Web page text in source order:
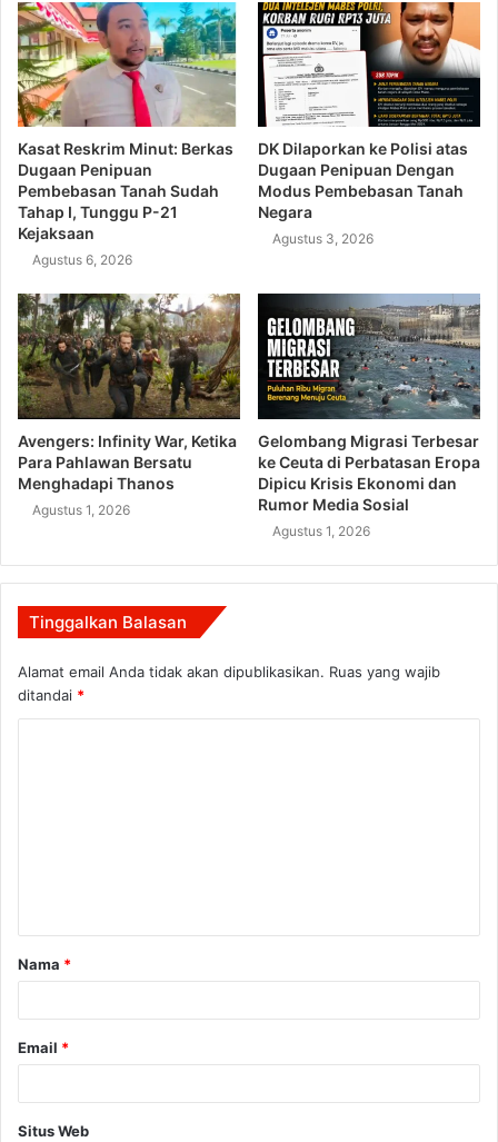
Kasat Reskrim Minut: Berkas
Dugaan Penipuan
Pembebasan Tanah Sudah
Tahap I, Tunggu P-21
Kejaksaan
Agustus 6, 2026
DK Dilaporkan ke Polisi atas
Dugaan Penipuan Dengan
Modus Pembebasan Tanah
Negara
Agustus 3, 2026
Avengers: Infinity War, Ketika
Para Pahlawan Bersatu
Menghadapi Thanos
Agustus 1, 2026
Gelombang Migrasi Terbesar
ke Ceuta di Perbatasan Eropa
Dipicu Krisis Ekonomi dan
Rumor Media Sosial
Agustus 1, 2026
Tinggalkan Balasan
Alamat email Anda tidak akan dipublikasikan. Ruas yang wajib
ditandai *
a
r
Nama *
Email *
Situs Web